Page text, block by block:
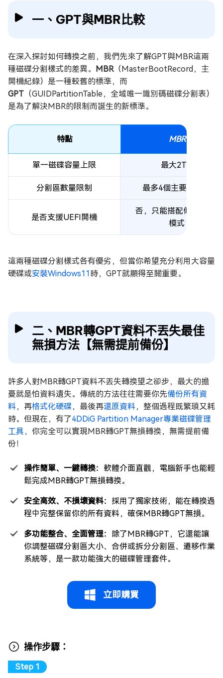
一、GPT與MBR比較
在深入探討如何轉換之前，我們先來了解GPT與MBR這兩
種磁碟分割樣式的差異。
MBR（MasterBootRecord，主
開機紀錄）是一種較舊的標準，而
GPT （GUIDPartitionTable，全域唯一識別碼磁碟分割表）
是為了解決MBR的限制而誕生的新標準。
特點 MBR
單一磁碟容量上限 最大2TB
分割區數量限制 最多4個主要分割區
是否支援UEFI開機
否，只能搭配傳統BIOS
模式
這兩種磁碟分割樣式各有優劣，但當你希望充分利用大容量
硬碟或安裝Windows11 時，GPT就顯得至關重要。
二、MBR轉GPT資料不丟失最佳
無損方法【無需提前備份】
許多人對MBR轉GPT資料不丟失轉換望之卻步，最大的擔
憂就是怕資料遺失。傳統的方法往往需要你先備份所有資
料，再格式化硬碟，最後再還原資料，整個過程既繁瑣又耗
時。但現在，有了4DDiG Partition Manager專業磁碟管理
工具 ，你完全可以實現MBR轉GPT無損轉換，無需提前備
份！
操作簡單、一鍵轉換： 軟體介面直觀，電腦新手也能輕
鬆完成MBR轉GPT無損轉換。
安全高效、不損壞資料： 採用了獨家技術，能在轉換過
程中完整保留你的所有資料，確保MBR轉GPT無損。
多功能整合、全面管理：
除了MBR轉GPT，它還能讓
你調整磁碟分割區大小、合併或拆分分割區、遷移作業
系統等，是一款功能強大的磁碟管理套件。
立即購買
操作步驟：